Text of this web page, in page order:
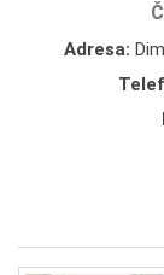
Adresa: